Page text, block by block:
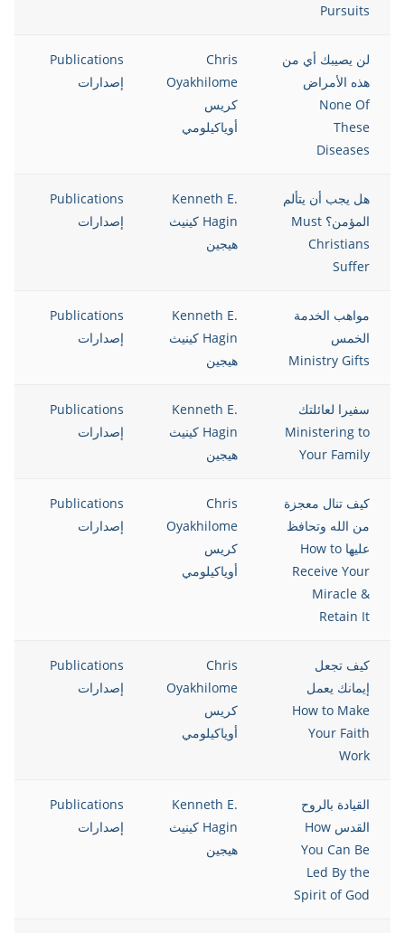
Pursuits
لن يصيبك أي من
هذه الأمراض
None Of
These
Diseases
Chris
Oyakhilome
كريس
أوياكيلومي
Publications
إصدارات
هل يجب أن يتألم
المؤمن؟ Must
Christians
Suffer
Kenneth E.
Hagin كينيث
هيجين
Publications
إصدارات
مواهب الخدمة
الخمس
Ministry Gifts
Kenneth E.
Hagin كينيث
هيجين
Publications
إصدارات
سفيرا لعائلتك
Ministering to
Your Family
Kenneth E.
Hagin كينيث
هيجين
Publications
إصدارات
كيف تنال معجزة
من الله وتحافظ
عليها How to
Receive Your
Miracle &
Retain It
Chris
Oyakhilome
كريس
أوياكيلومي
Publications
إصدارات
كيف تجعل
إيمانك يعمل
How to Make
Your Faith
Work
Chris
Oyakhilome
كريس
أوياكيلومي
Publications
إصدارات
القيادة بالروح
القدس How
You Can Be
Led By the
Spirit of God
Kenneth E.
Hagin كينيث
هيجين
Publications
إصدارات